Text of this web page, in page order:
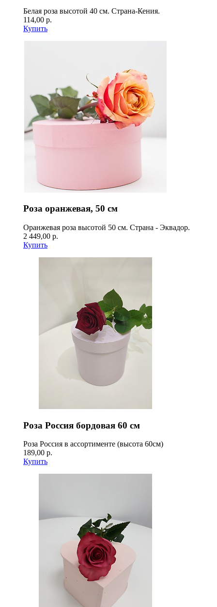
Белая роза высотой 40 см. Страна-Кения.
114,00 р.
Купить
Роза оранжевая, 50 см
Оранжевая роза высотой 50 см. Страна - Эквадор.
2 449,00 р.
Купить
Роза Россия бордовая 60 см
Роза Россия в ассортименте (высота 60см)
189,00 р.
Купить